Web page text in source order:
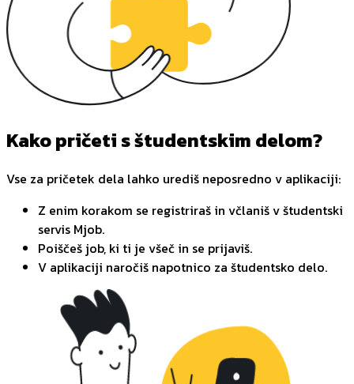
Kako pričeti s študentskim delom?
Vse za pričetek dela lahko urediš neposredno v aplikaciji:
Z enim korakom se registriraš in včlaniš v študentski
servis Mjob.
Poiščeš job, ki ti je všeč in se prijaviš.
V aplikaciji naročiš napotnico za študentsko delo.